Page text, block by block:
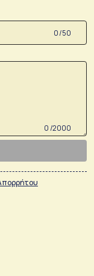
0 /50
0 /2000